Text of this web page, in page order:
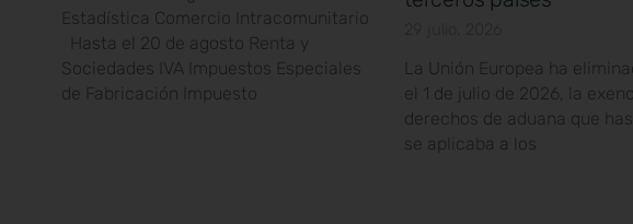
Estadística Comercio Intracomunitario
Hasta el 20 de agosto Renta y
Sociedades IVA Impuestos Especiales
de Fabricación Impuesto
La Unión Europea ha
el 1 de julio de 2026, la
derechos de aduana que
se aplicaba a los